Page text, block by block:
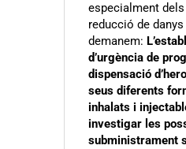
especialment
reducció de
demanem:
d’urgència de
dispensació
seus diferents
inhalats i
investigar les
subministrament